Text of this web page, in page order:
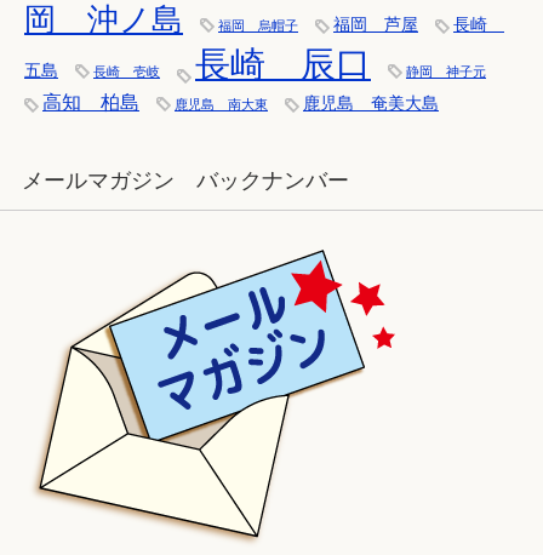
岡 沖ノ島
福岡 烏帽子 福岡 芦屋 長崎
五島 長崎 壱岐 長崎 辰口 静岡 神子元
高知 柏島 鹿児島 南大東 鹿児島 奄美大島
メールマガジン バックナンバー